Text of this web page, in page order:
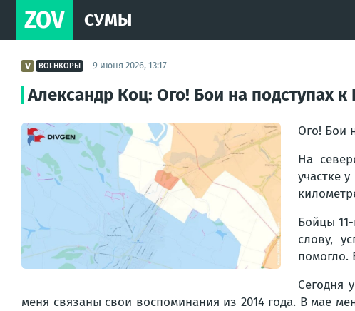
ZOV СУМЫ
ВОЕНКОРЫ 9 июня 2026, 13:17
Александр Коц: Ого! Бои на подступах
Ого! Бои
На
участке
Бойцы
слову,
помогло.
Сегодня
меня связаны свои воспоминания из 2014 года. В мае